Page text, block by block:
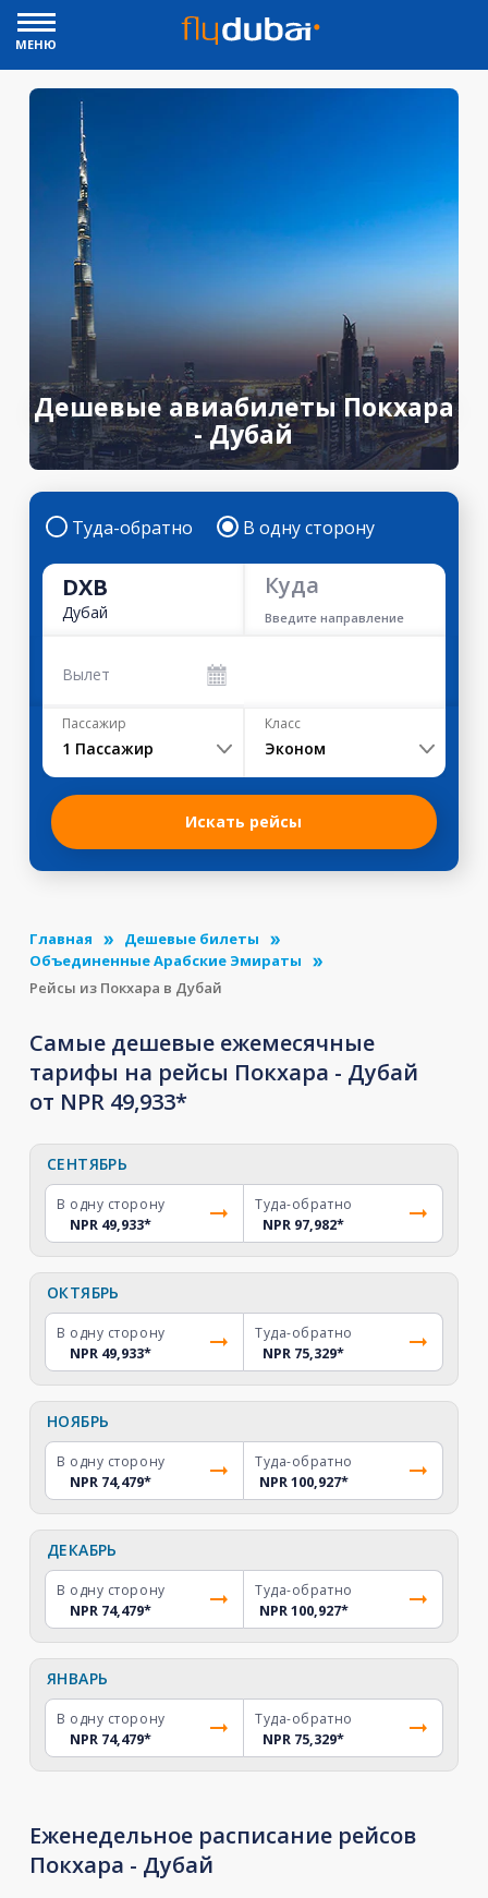
МЕНЮ
Дешевые авиабилеты Покхара
- Дубай
Туда-обратно В одну сторону
DXB
Дубай
Куда
Введите направление
Вылет
Пассажир
1 Пассажир
Класс
Эконом
Искать рейсы
Главная
Дешевые билеты
Объединенные Арабские Эмираты
Рейсы из Покхара в Дубай
Самые дешевые ежемесячные
тарифы на рейсы Покхара - Дубай
от NPR 49,933*
СЕНТЯБРЬ
В одну сторону
NPR 49,933*
Туда-обратно
NPR 97,982*
ОКТЯБРЬ
В одну сторону
NPR 49,933*
Туда-обратно
NPR 75,329*
НОЯБРЬ
В одну сторону
NPR 74,479*
Туда-обратно
NPR 100,927*
ДЕКАБРЬ
В одну сторону
NPR 74,479*
Туда-обратно
NPR 100,927*
ЯНВАРЬ
В одну сторону
NPR 74,479*
Туда-обратно
NPR 75,329*
Еженедельное расписание рейсов
Покхара - Дубай